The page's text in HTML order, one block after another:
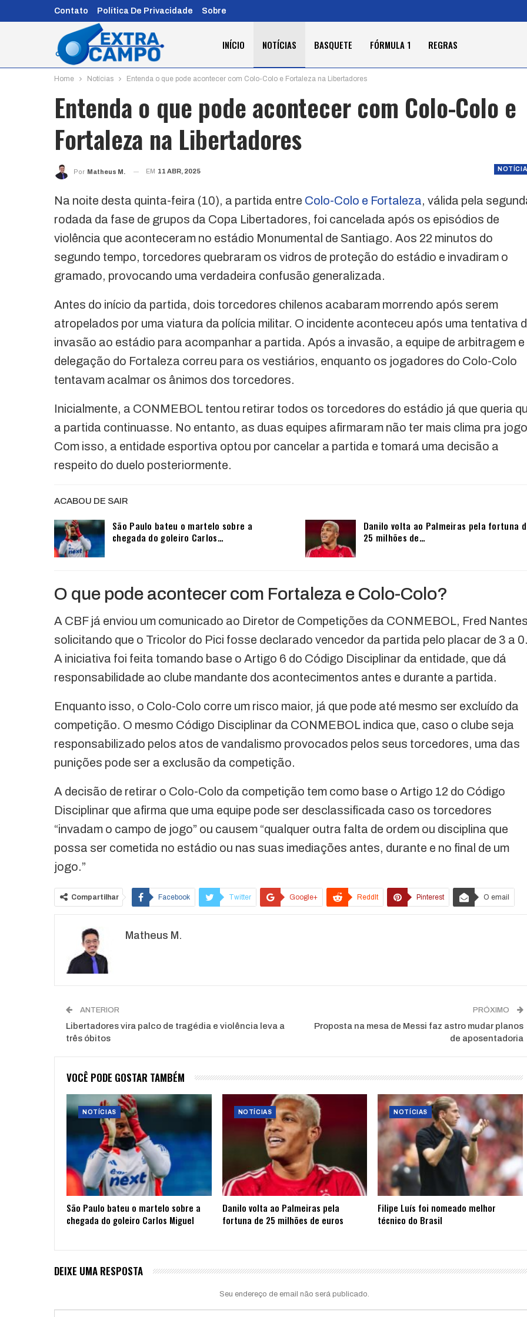
Contato Política De Privacidade Sobre
INÍCIO NOTÍCIAS BASQUETE FÓRMULA 1 REGRAS
Home Notícias Entenda o que pode acontecer com Colo-Colo e Fortaleza na Libertadores
Entenda o que pode acontecer com Colo-Colo e
Fortaleza na Libertadores
Por Matheus M. EM 11 ABR, 2025
Na noite desta quinta-feira (10), a partida entre Colo-Colo e Fortaleza, válida pela
rodada da fase de grupos da Copa Libertadores, foi cancelada após os episódios de
violência que aconteceram no estádio Monumental de Santiago. Aos 22 minutos do
segundo tempo, torcedores quebraram os vidros de proteção do estádio e invadiram o
gramado, provocando uma verdadeira confusão generalizada.
Antes do início da partida, dois torcedores chilenos acabaram morrendo após serem
atropelados por uma viatura da polícia militar. O incidente aconteceu após uma tentativa
invasão ao estádio para acompanhar a partida. Após a invasão, a equipe de arbitragem e
delegação do Fortaleza correu para os vestiários, enquanto os jogadores do Colo-Colo
tentavam acalmar os ânimos dos torcedores.
Inicialmente, a CONMEBOL tentou retirar todos os torcedores do estádio já que queria
a partida continuasse. No entanto, as duas equipes afirmaram não ter mais clima pra
Com isso, a entidade esportiva optou por cancelar a partida e tomará uma decisão a
respeito do duelo posteriormente.
ACABOU DE SAIR
São Paulo bateu o martelo sobre a
chegada do goleiro Carlos…
Danilo volta ao Palmeiras pela fortuna
25 milhões de…
O que pode acontecer com Fortaleza e Colo-Colo?
A CBF já enviou um comunicado ao Diretor de Competições da CONMEBOL, Fred
solicitando que o Tricolor do Pici fosse declarado vencedor da partida pelo placar de 3 a
A iniciativa foi feita tomando base o Artigo 6 do Código Disciplinar da entidade, que dá
responsabilidade ao clube mandante dos acontecimentos antes e durante a partida.
Enquanto isso, o Colo-Colo corre um risco maior, já que pode até mesmo ser excluído da
competição. O mesmo Código Disciplinar da CONMEBOL indica que, caso o clube seja
responsabilizado pelos atos de vandalismo provocados pelos seus torcedores, uma das
punições pode ser a exclusão da competição.
A decisão de retirar o Colo-Colo da competição tem como base o Artigo 12 do Código
Disciplinar que afirma que uma equipe pode ser desclassificada caso os torcedores
“invadam o campo de jogo” ou causem “qualquer outra falta de ordem ou disciplina que
possa ser cometida no estádio ou nas suas imediações antes, durante e no final de um
jogo.”
Compartilhar Facebook Twitter Google+ ReddIt Pinterest O email
Matheus M.
ANTERIOR
Libertadores vira palco de tragédia e violência leva a
três óbitos
PRÓXIMO
Proposta na mesa de Messi faz astro mudar planos
de aposentadoria
VOCÊ PODE GOSTAR TAMBÉM
NOTÍCIAS
São Paulo bateu o martelo sobre a
chegada do goleiro Carlos Miguel
NOTÍCIAS
Danilo volta ao Palmeiras pela
fortuna de 25 milhões de euros
NOTÍCIAS
Filipe Luís foi nomeado melhor
técnico do Brasil
DEIXE UMA RESPOSTA
Seu endereço de email não será publicado.